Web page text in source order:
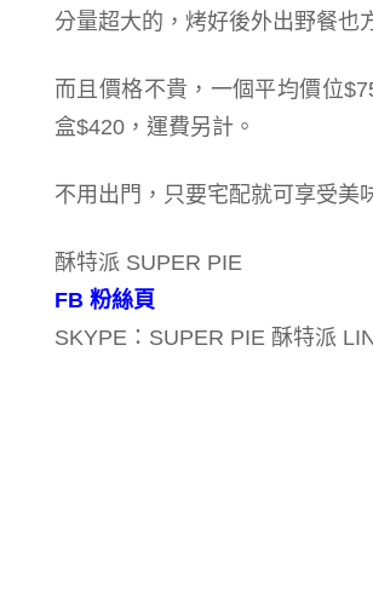
分量超大的，烤好後外出野餐也
而且價格不貴，一個平均價位
盒$420，運費另計。
不用出門，只要宅配就可享受美
酥特派 SUPER PIE
FB 粉絲頁
SKYPE：SUPER PIE 酥特派